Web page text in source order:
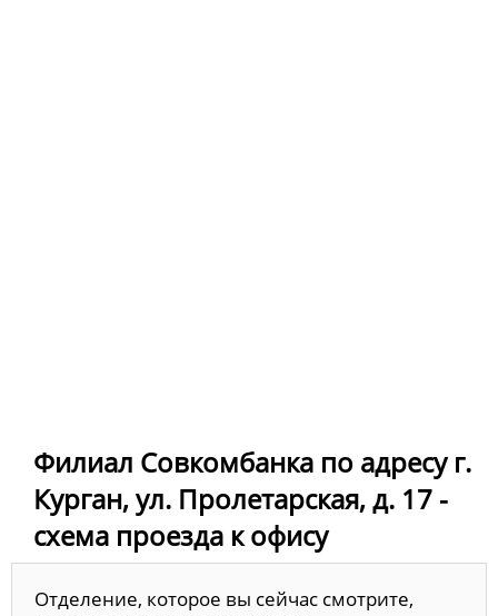
Филиал Совкомбанка по адресу г.
Курган, ул. Пролетарская, д. 17 -
схема проезда к офису
Отделение, которое вы сейчас смотрите,